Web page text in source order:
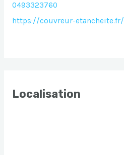
0493323760
https://couvreur-etancheite.fr/
Localisation